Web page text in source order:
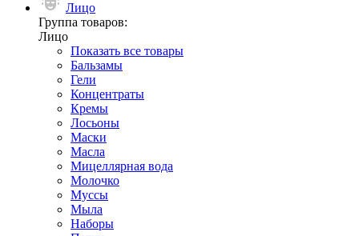
Лицо
Группа товаров:
Лицо
Показать все товары
Бальзамы
Гели
Концентраты
Кремы
Лосьоны
Маски
Масла
Мицеллярная вода
Молочко
Муссы
Мыла
Наборы